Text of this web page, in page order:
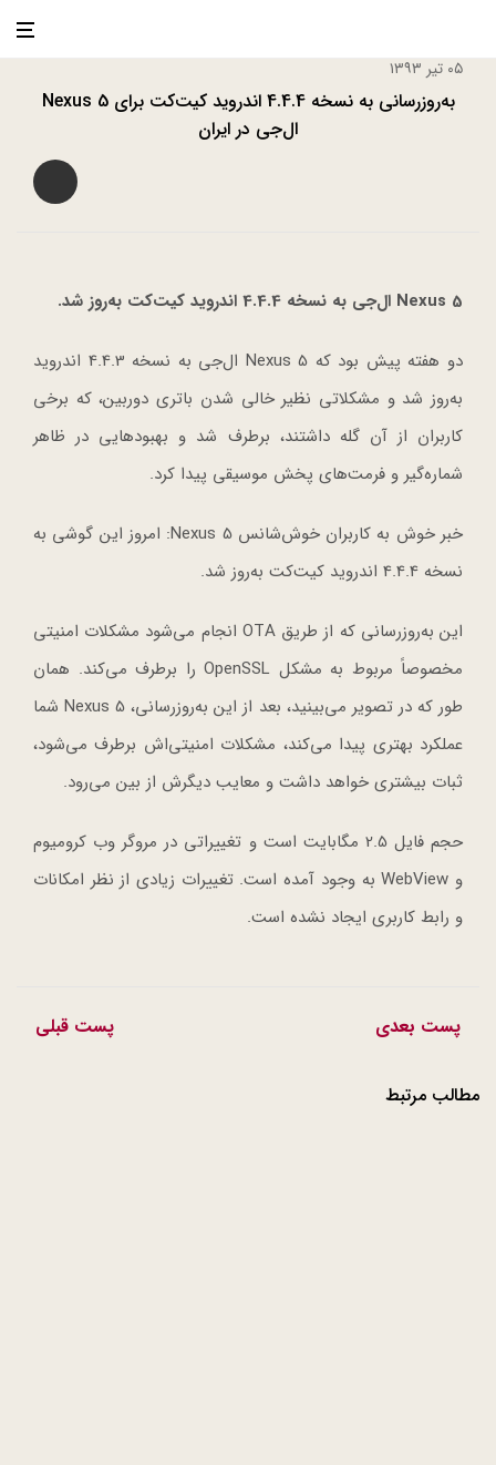
۰۵ تیر ۱۳۹۳
به‌روزرسانی به نسخه 4.4.4 اندروید کیت‌کت برای Nexus 5
ال‌جی در ایران
Nexus 5 ال‌جی به نسخه 4.4.4 اندروید کیت‌کت به‌روز شد.
دو هفته پیش بود که Nexus 5 ال‌جی به نسخه 4.4.3 اندروید
به‌روز شد و مشکلاتی نظیر خالی شدن باتری دوربین، که برخی
کاربران از آن گله داشتند، برطرف شد و بهبودهایی در ظاهر
شماره‌گیر و فرمت‌های پخش موسیقی پیدا کرد.
خبر خوش به کاربران خوش‌شانس Nexus 5: امروز این گوشی به
نسخه 4.4.4 اندروید کیت‌کت به‌روز شد.
این به‌روزرسانی که از طریق OTA انجام می‌شود مشکلات امنیتی
مخصوصاً مربوط به مشکل OpenSSL را برطرف می‌کند. همان
طور که در تصویر می‌بینید، بعد از این به‌روزرسانی، Nexus 5 شما
عملکرد بهتری پیدا می‌کند، مشکلات امنیتی‌اش برطرف می‌شود،
ثبات بیشتری خواهد داشت و معایب دیگرش از بین می‌رود.
حجم فایل 2.5 مگابایت است و تغییراتی در مروگر وب کرومیوم
و WebView به وجود آمده است. تغییرات زیادی از نظر امکانات
و رابط کاربری ایجاد نشده است.
پست قبلی پست بعدی
مطالب مرتبط